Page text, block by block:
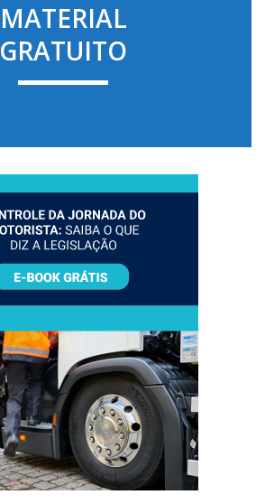
MATERIAL
GRATUITO